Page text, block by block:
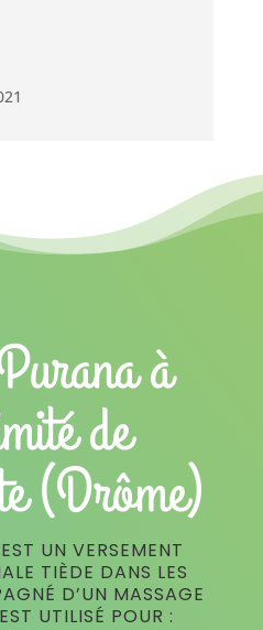
à
de
(Drôme)
UN VERSEMENT
TIÈDE DANS LES
D’UN MASSAGE
UTILISÉ POUR :